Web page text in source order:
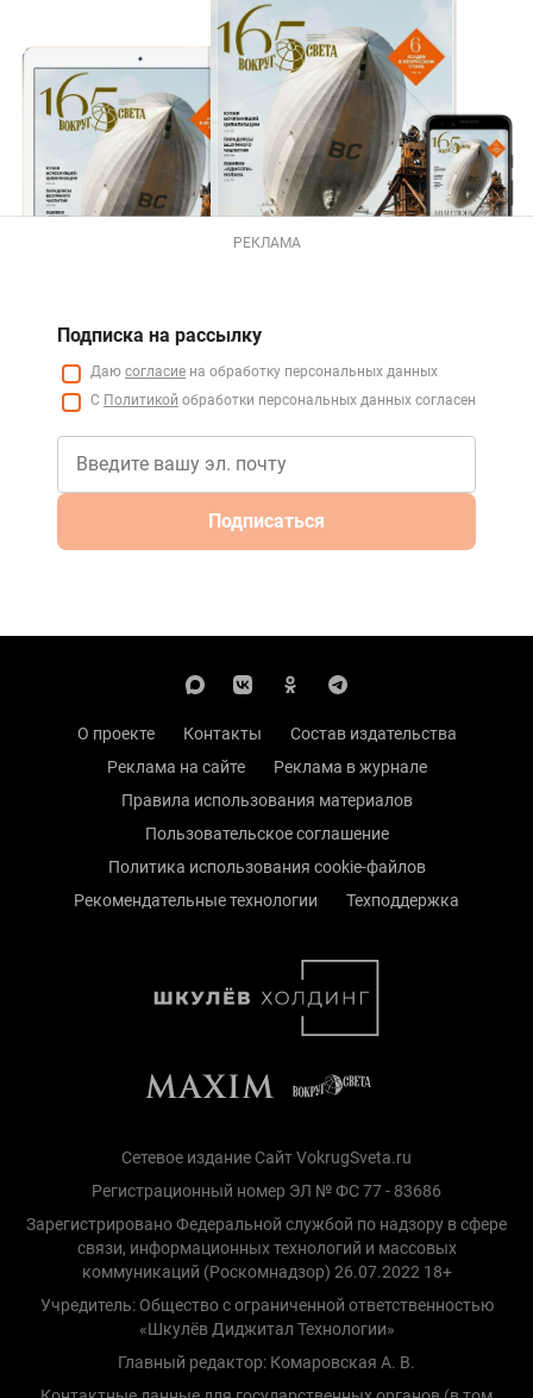
РЕКЛАМА
Подписка на рассылку
Даю согласие на обработку персональных данных
С Политикой обработки персональных данных согласен
Подписаться
О проекте Контакты
Состав издательства
Реклама на сайте
Реклама в журнале
Правила использования материалов
Пользовательское соглашение
Политика использования cookie-файлов
Рекомендательные технологии
Техподдержка
Сетевое издание Сайт VokrugSveta.ru
Регистрационный номер ЭЛ № ФС 77 - 83686
Зарегистрировано Федеральной службой по надзору в сфере
связи, информационных технологий и массовых
коммуникаций (Роскомнадзор) 26.07.2022 18+
Учредитель: Общество с ограниченной ответственностью
«Шкулёв Диджитал Технологии»
Главный редактор: Комаровская А. В.